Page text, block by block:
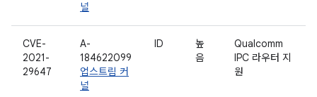
널
CVE-
2021-
29647
A-
184622099
업스트림 커
널
ID
높
음
Qualcomm
IPC 라우터 지
원